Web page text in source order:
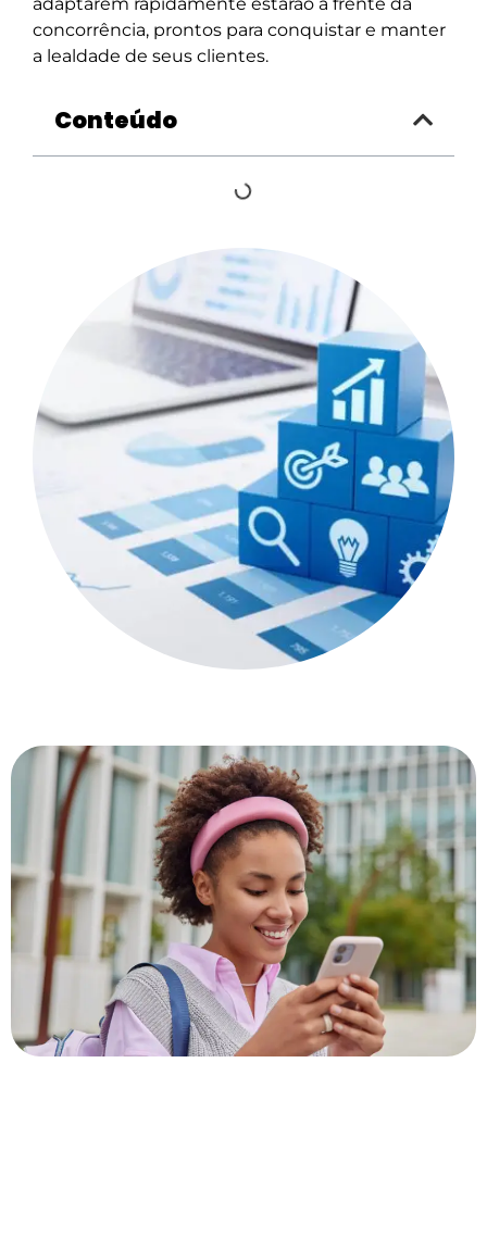
concorrência, prontos para conquistar e manter
a lealdade de seus clientes.
Conteúdo